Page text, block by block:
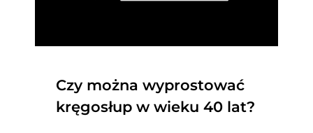
Czy można wyprostować
kręgosłup w wieku 40 lat?